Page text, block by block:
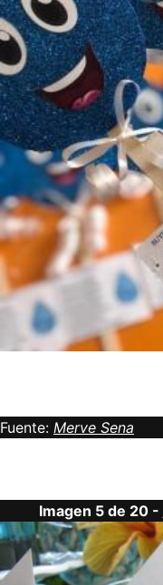
Fuente: Merve Sena
Imagen 5 de 20 -